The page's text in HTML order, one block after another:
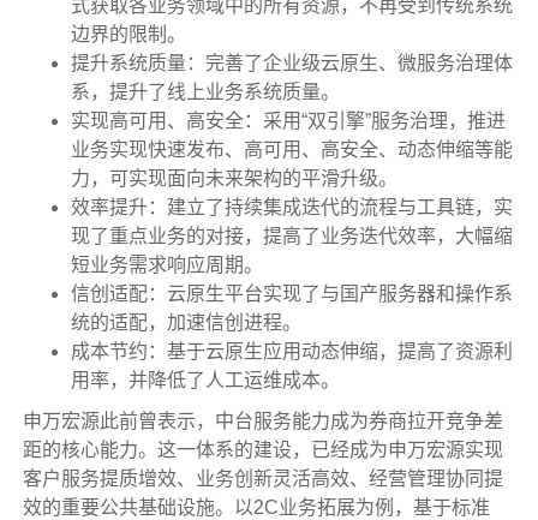
式获取各业务领域中的所有资源，不再受到传统系统
边界的限制。
提升系统质量：完善了企业级云原生、微服务治理体
系，提升了线上业务系统质量。
实现高可用、高安全：采用“双引擎”服务治理，推进
业务实现快速发布、高可用、高安全、动态伸缩等能
力，可实现面向未来架构的平滑升级。
效率提升：建立了持续集成迭代的流程与工具链，实
现了重点业务的对接，提高了业务迭代效率，大幅缩
短业务需求响应周期。
信创适配：云原生平台实现了与国产服务器和操作系
统的适配，加速信创进程。
成本节约：基于云原生应用动态伸缩，提高了资源利
用率，并降低了人工运维成本。
申万宏源此前曾表示，中台服务能力成为券商拉开竞争差
距的核心能力。这一体系的建设，已经成为申万宏源实现
客户服务提质增效、业务创新灵活高效、经营管理协同提
效的重要公共基础设施。以2C业务拓展为例，基于标准